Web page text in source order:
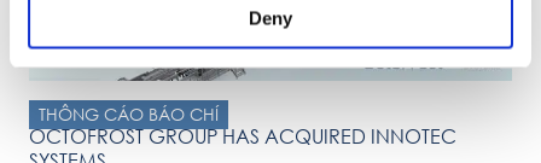
Deny
THÔNG CÁO BÁO CHÍ
OCTOFROST GROUP HAS ACQUIRED INNOTEC